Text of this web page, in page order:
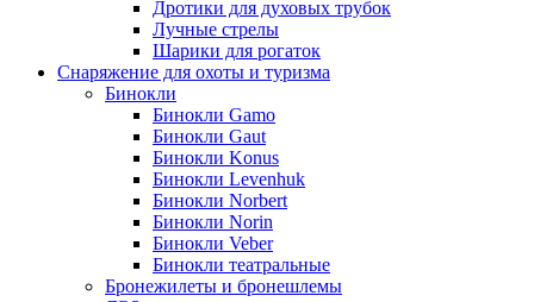
Дротики для духовых трубок
Лучные стрелы
Шарики для рогаток
Снаряжение для охоты и туризма
Бинокли
Бинокли Gamo
Бинокли Gaut
Бинокли Konus
Бинокли Levenhuk
Бинокли Norbert
Бинокли Norin
Бинокли Veber
Бинокли театральные
Бронежилеты и бронешлемы